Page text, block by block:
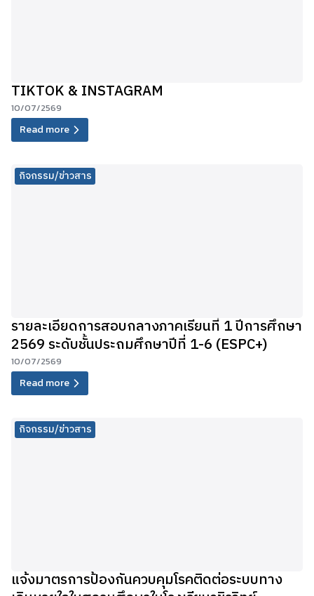
TIKTOK & INSTAGRAM
10/07/2569
Read more
กิจกรรม/ข่าวสาร
รายละเอียดการสอบกลางภาคเรียนที่ 1 ปีการศึกษา
2569 ระดับชั้นประถมศึกษาปีที่ 1-6 (ESPC+)
10/07/2569
Read more
กิจกรรม/ข่าวสาร
แจ้งมาตรการป้องกันควบคุมโรคติดต่อระบบทาง